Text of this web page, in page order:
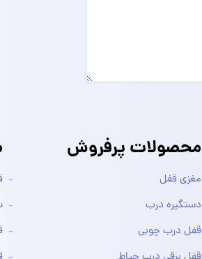
محصولات پرفروش
مغزی قفل
دستگیره درب
قفل درب چوبی